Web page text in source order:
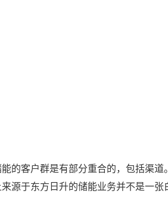
的客户群是有部分重合的，包括渠
源于东方日升的储能业务并不是一张